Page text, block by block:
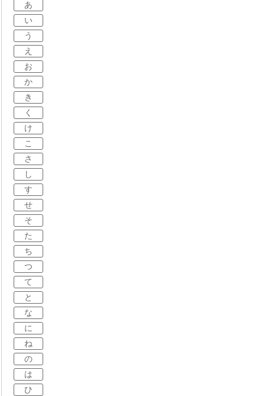
あ
い
う
え
お
か
き
く
け
こ
さ
し
す
せ
そ
た
ち
つ
て
と
な
に
ね
の
は
ひ